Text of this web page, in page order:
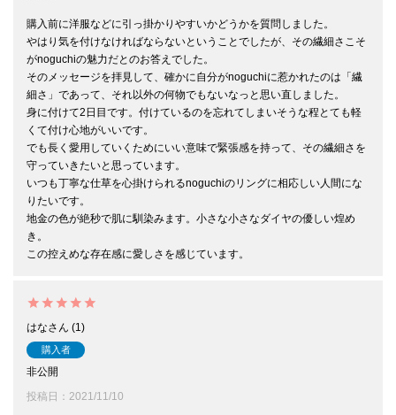
購入前に洋服などに引っ掛かりやすいかどうかを質問しました。
やはり気を付けなければならないということでしたが、その繊細さこそ
がnoguchiの魅力だとのお答えでした。
そのメッセージを拝見して、確かに自分がnoguchiに惹かれたのは「繊
細さ」であって、それ以外の何物でもないなっと思い直しました。
身に付けて2日目です。付けているのを忘れてしまいそうな程とても軽
くて付け心地がいいです。
でも長く愛用していくためにいい意味で緊張感を持って、その繊細さを
守っていきたいと思っています。
いつも丁寧な仕草を心掛けられるnoguchiのリングに相応しい人間にな
りたいです。
地金の色が絶秒で肌に馴染みます。小さな小さなダイヤの優しい煌め
き。
この控えめな存在感に愛しさを感じています。
はな 1
購入者
非公開
投稿日
2021/11/10